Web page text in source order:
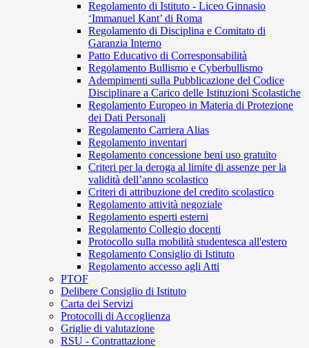
Regolamento di Istituto - Liceo Ginnasio
‘Immanuel Kant’ di Roma
Regolamento di Disciplina e Comitato di
Garanzia Interno
Patto Educativo di Corresponsabilità
Regolamento Bullismo e Cyberbullismo
Adempimenti sulla Pubblicazione del Codice
Disciplinare a Carico delle Istituzioni Scolastiche
Regolamento Europeo in Materia di Protezione
dei Dati Personali
Regolamento Carriera Alias
Regolamento inventari
Regolamento concessione beni uso gratuito
Criteri per la deroga al limite di assenze per la
validità dell’anno scolastico
Criteri di attribuzione del credito scolastico
Regolamento attività negoziale
Regolamento esperti esterni
Regolamento Collegio docenti
Protocollo sulla mobilità studentesca all'estero
Regolamento Consiglio di Istituto
Regolamento accesso agli Atti
PTOF
Delibere Consiglio di Istituto
Carta dei Servizi
Protocolli di Accoglienza
Griglie di valutazione
RSU - Contrattazione